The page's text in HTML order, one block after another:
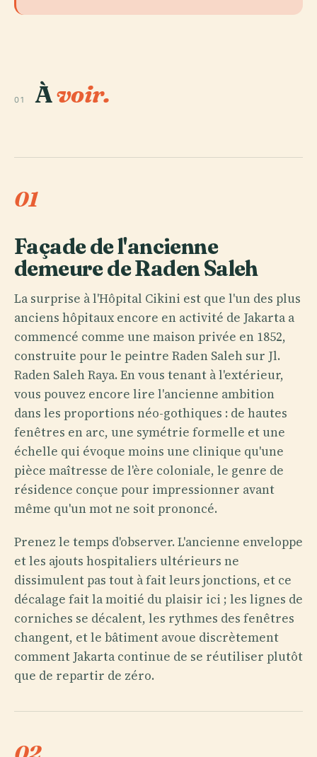
01 Àvoir.
01
Façade de l'ancienne
demeure de Raden Saleh
La surprise à l'Hôpital Cikini est que l'un des plus
anciens hôpitaux encore en activité de Jakarta a
commencé comme une maison privée en 1852,
construite pour le peintre Raden Saleh sur Jl.
Raden Saleh Raya. En vous tenant à l'extérieur,
vous pouvez encore lire l'ancienne ambition
dans les proportions néo-gothiques : de hautes
fenêtres en arc, une symétrie formelle et une
échelle qui évoque moins une clinique qu'une
pièce maîtresse de l'ère coloniale, le genre de
résidence conçue pour impressionner avant
même qu'un mot ne soit prononcé.
Prenez le temps d'observer. L'ancienne enveloppe
et les ajouts hospitaliers ultérieurs ne
dissimulent pas tout à fait leurs jonctions, et ce
décalage fait la moitié du plaisir ici ; les lignes de
corniches se décalent, les rythmes des fenêtres
changent, et le bâtiment avoue discrètement
comment Jakarta continue de se réutiliser plutôt
que de repartir de zéro.